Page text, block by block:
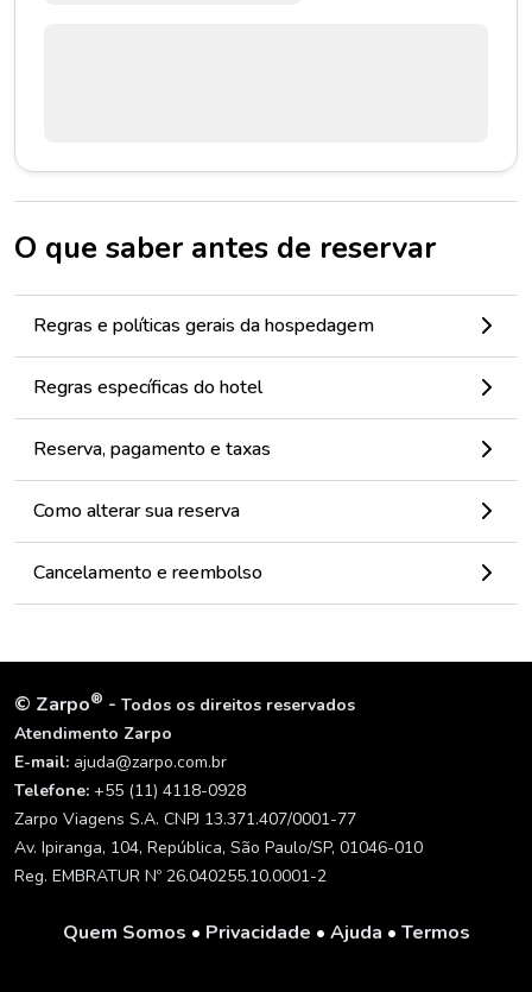
O que saber antes de reservar
Regras e políticas gerais da hospedagem
Regras específicas do hotel
Reserva, pagamento e taxas
Como alterar sua reserva
Cancelamento e reembolso
© Zarpo® - Todos os direitos reservados
Atendimento Zarpo
E-mail: ajuda@zarpo.com.br
Telefone: +55 (11) 4118-0928
Zarpo Viagens S.A. CNPJ 13.371.407/0001-77
Av. Ipiranga, 104, República, São Paulo/SP, 01046-010
Reg. EMBRATUR Nº 26.040255.10.0001-2
Quem Somos • Privacidade • Ajuda • Termos